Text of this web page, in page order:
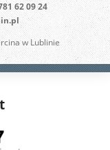
62 09 24
w Lublinie